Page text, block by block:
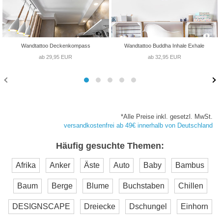
Wandtattoo Deckenkompass
ab 29,95 EUR
Wandtattoo Buddha Inhale Exhale
ab 32,95 EUR
*Alle Preise inkl. gesetzl. MwSt.
versandkostenfrei ab 49€ innerhalb von Deutschland
Häufig gesuchte Themen:
Afrika Anker Äste Auto Baby Bambus
Baum Berge Blume Buchstaben Chillen
DESIGNSCAPE Dreiecke Dschungel Einhorn